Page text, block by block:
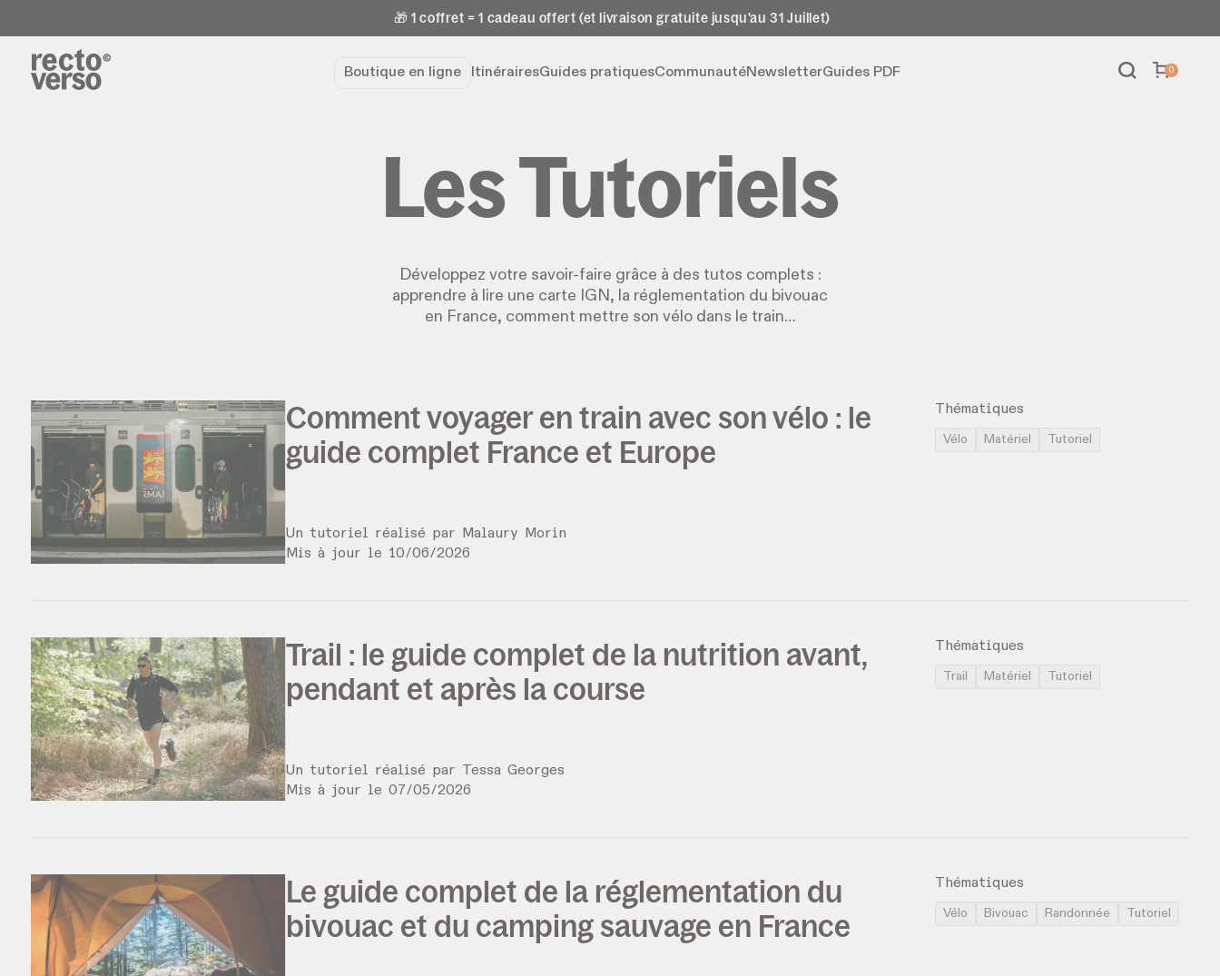
🎁 1 coffret = 1 cadeau offert (et livraison gratuite jusqu'au 31 Juillet)
Boutique en ligne ItinérairesGuides pratiquesCommunautéNewsletterGuides PDF 0
Les Tutoriels
Développez votre savoir-faire grâce à des tutos complets :
apprendre à lire une carte IGN, la réglementation du bivouac
en France, comment mettre son vélo dans le train…
Comment voyager en train avec son vélo : le
guide complet France et Europe
Un tutoriel réalisé par
Malaury Morin
Mis à jour le 10/06/2026
Thématiques
Vélo Matériel Tutoriel
Trail : le guide complet de la nutrition avant,
pendant et après la course
Un tutoriel réalisé par
Tessa Georges
Mis à jour le 07/05/2026
Thématiques
Trail Matériel Tutoriel
Le guide complet de la réglementation du
bivouac et du camping sauvage en France
Thématiques
Vélo Bivouac Randonnée Tutoriel